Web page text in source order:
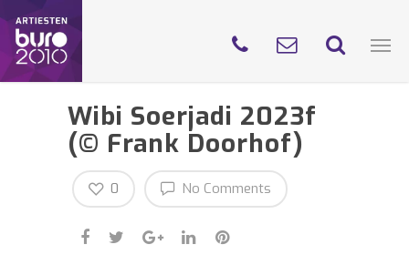
Wibi Soerjadi 2023f
(© Frank Doorhof)
No Comments
0